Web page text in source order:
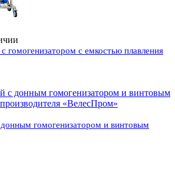
гомогенизатором с емкостью плавления
гомогенизатором и винтовым